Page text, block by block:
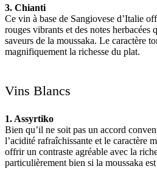
3. Chianti
Ce vin à base de Sangiovese d’Italie
rouges vibrants et des notes herbacées
saveurs de la moussaka. Le caractère
magnifiquement la richesse du plat.
Vins Blancs
1. Assyrtiko
Bien qu’il ne soit pas un accord
l’acidité rafraîchissante et le caractère
offrir un contraste agréable avec la
particulièrement bien si la moussaka